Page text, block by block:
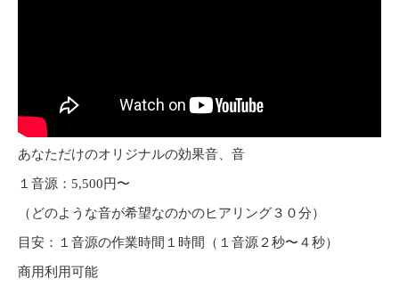
あなただけのオリジナルの効果音、音
１音源：5,500円〜
（どのような音が希望なのかのヒアリング３０分）
目安：１音源の作業時間１時間（１音源２秒〜４秒）
商用利用可能